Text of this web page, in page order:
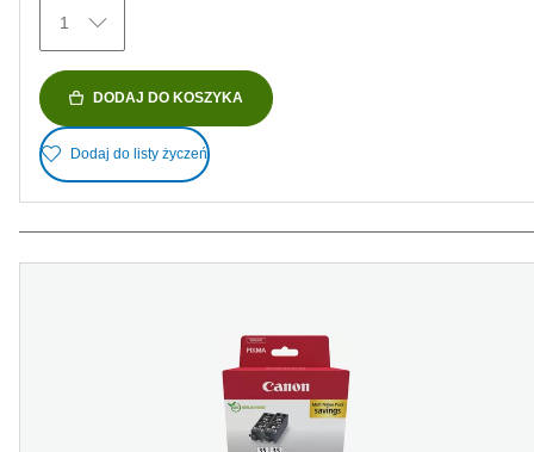
1
DODAJ DO KOSZYKA
Dodaj do listy życzeń